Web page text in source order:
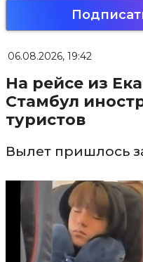
06.08.2026, 19:42
На рейсе из
Стамбул
туристов
Вылет пришлось